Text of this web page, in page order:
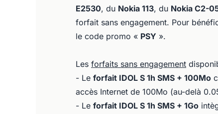
E2530, du Nokia 113, du Nokia C2-
forfait sans engagement. Pour
le code promo « PSY ».
Les forfaits sans engagement
- Le forfait IDOL S 1h SMS + 100Mo
accès Internet de 100Mo (au-delà
- Le forfait IDOL S 1h SMS + 1Go